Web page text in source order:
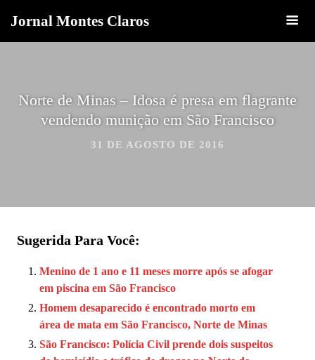
Jornal Montes Claros
Norte de Minas – Idosa é presa em flagrante
vendendo munição em São Francisco
31 DE AGOSTO DE 2016
Sugerida Para Você:
Menino de 1 ano e 11 meses morre após se afogar
em piscina em São Francisco
Homem desaparecido é encontrado morto em
área de mata em São Francisco, Norte de Minas
São Francisco: Polícia Civil prende dois suspeitos